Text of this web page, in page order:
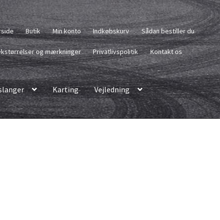
Butik Min konto Indkøbskurv Sådan bestiller du
og mærkninger Privatlivspolitik Kontakt os
Karting
Vejledning